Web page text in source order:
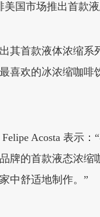
国市场推出首款
其首款液体浓缩
喜欢的冰浓缩咖
Acosta 表示
牌的首款液态浓
中舒适地制作。”